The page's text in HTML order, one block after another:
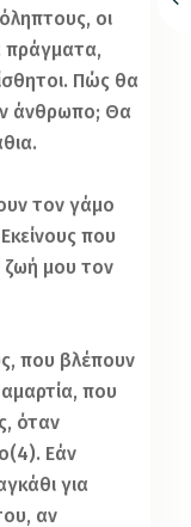
οι
πράγματα,
Πώς θα
άνθρωπο; Θα
τον γάμο
που
μου τον
που βλέπουν
που
όταν
Εάν
για
αν